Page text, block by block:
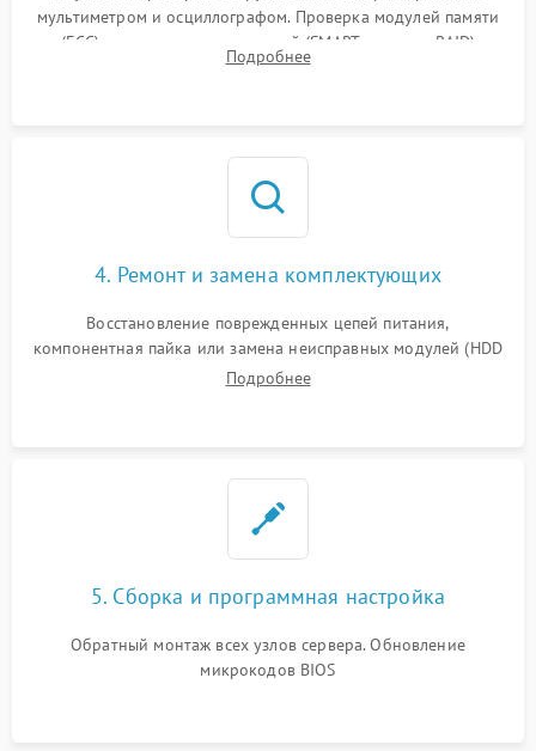
мультиметром и осциллографом. Проверка модулей памяти
(ECC) и состояния накопителей (SMART, массивы RAID)
специализированными диагностическими утилитами.
Подробнее
4. Ремонт и замена комплектующих
Восстановление поврежденных цепей питания,
компонентная пайка или замена неисправных модулей (HDD
Подробнее
5. Сборка и программная настройка
Обратный монтаж всех узлов сервера. Обновление
микрокодов BIOS